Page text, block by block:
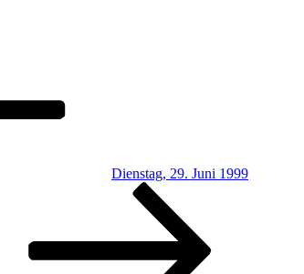
Dienstag, 29. Juni 1999